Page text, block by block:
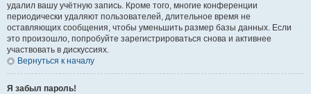
удалил вашу учётную запись. Кроме того, многие конференции
периодически удаляют пользователей, длительное время не
оставляющих сообщения, чтобы уменьшить размер базы данных. Если
это произошло, попробуйте зарегистрироваться снова и активнее
участвовать в дискуссиях.
Вернуться к началу
Я забыл пароль!